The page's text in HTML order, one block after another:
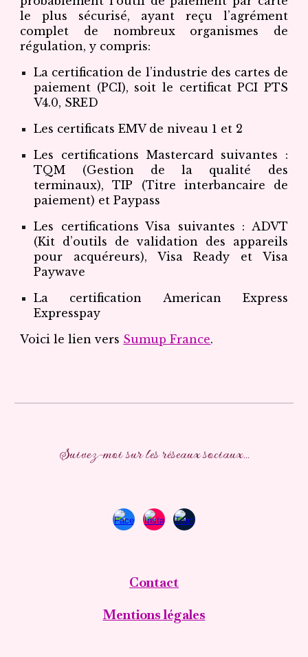
le plus sécurisé, ayant reçu l’agrément
complet de nombreux organismes de
régulation, y compris:
La certification de l’industrie des cartes de
paiement (PCI), soit le certificat PCI PTS
V4.0, SRED
Les certificats EMV de niveau 1 et 2
Les certifications Mastercard suivantes :
TQM (Gestion de la qualité des
terminaux), TIP (Titre interbancaire de
paiement) et Paypass
Les certifications Visa suivantes : ADVT
(Kit d’outils de validation des appareils
pour acquéreurs), Visa Ready et Visa
Paywave
La certification American Express
Expresspay
Voici le lien vers Sumup France.
Suivez-moi sur les réseaux sociaux...
Contact
Mentions légales